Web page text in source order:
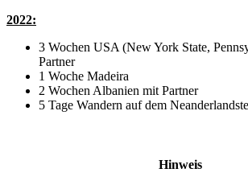
2022:
3 Wochen USA (New York State,
Partner
1 Woche Madeira
2 Wochen Albanien mit Partner
5 Tage Wandern auf dem
Hinweis